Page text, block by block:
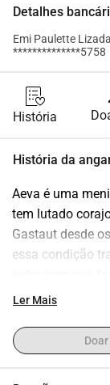
Detalhes
Emi Paulette Lizada
**************5758
História
História da
Aeva é uma
tem lutado
Gastaut desde
essa condição
enfrentou outro
afetaram seu
grave, exigindo
Ler Mais
Doar